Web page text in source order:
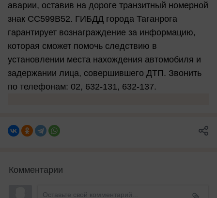
аварии, оставив на дороге транзитный номерной
знак СС599В52. ГИБДД города Таганрога
гарантирует вознаграждение за информацию,
которая сможет помочь следствию в
установлении места нахождения автомобиля и
задержании лица, совершившего ДТП. Звонить
по телефонам: 02, 632-131, 632-137.
Комментарии